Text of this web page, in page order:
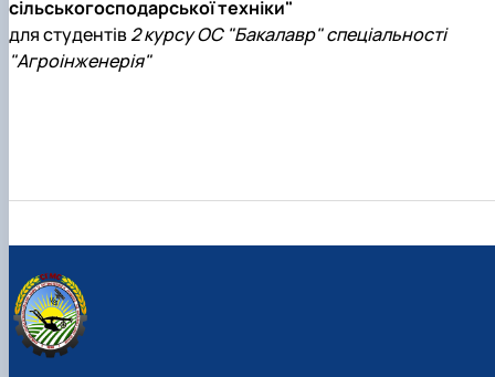
сільськогосподарської техніки"
для студентів2 курсу ОС "Бакалавр" спеціальності
"Агроінженерія"